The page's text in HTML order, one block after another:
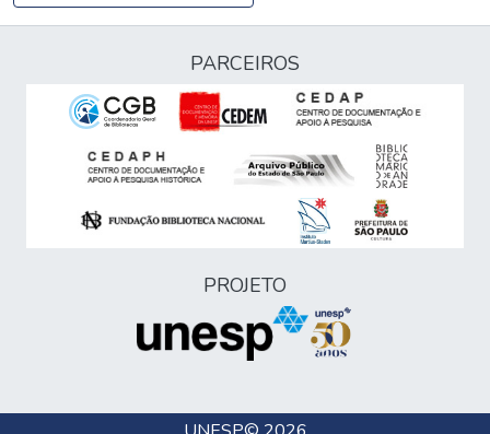
PARCEIROS
PROJETO